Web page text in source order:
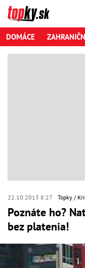
DOMÁCE
22.10.2013 8:27 Topky
Poznáte ho?
bez platenia!